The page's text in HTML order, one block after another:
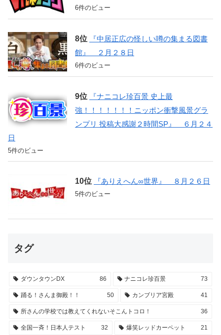
6件のビュー
『中居正広の怪しい噂の集まる図書
館』 ２月２８日
6件のビュー
『ナニコレ珍百景 史上最
強！！！！！！！ニッポン衝撃風景グラ
ンプリ 投稿大感謝２時間SP』 ６月２４
日
5件のビュー
『ありえへん∞世界』 ８月２６日
5件のビュー
タグ
ダウンタウンDX 86 ナニコレ珍百景 73
踊る！さんま御殿！！ 50 カンブリア宮殿 41
所さんの学校では教えてくれないそこんトコロ！ 36
全国一斉！日本人テスト 32 爆笑レッドカーペット 21